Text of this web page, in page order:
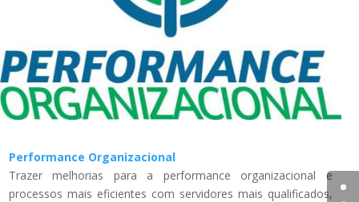
Performance Organizacional
Trazer melhorias para a performance organizacional e
processos mais eficientes com servidores mais qualificados,